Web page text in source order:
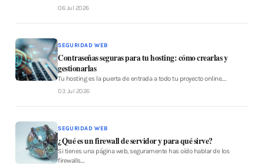
06 Jul 2026
SEGURIDAD WEB
Contraseñas seguras para tu hosting: cómo crearlas y
gestionarlas
Tu hosting es la puerta de entrada a todo tu proyecto online.…
03 Jul 2026
SEGURIDAD WEB
¿Qué es un firewall de servidor y para qué sirve?
Si tienes una página web, seguramente has oído hablar de los
firewalls.…